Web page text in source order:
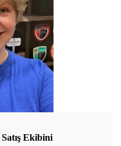
Ekibini